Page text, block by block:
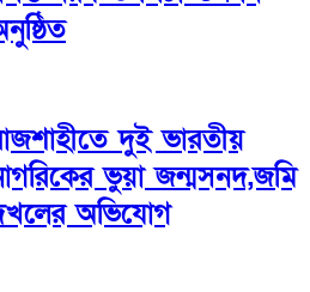
দুই ভারতীয়
ভুয়া জন্মসনদ,জমি
অভিযোগ